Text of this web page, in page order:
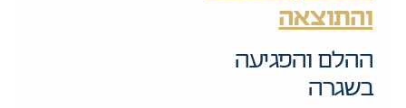
והתוצאה
ההלם והפגיעה
בשגרה